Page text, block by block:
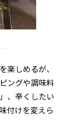
しめるが、
ングや調味料
、辛くしたい
付けを変えら